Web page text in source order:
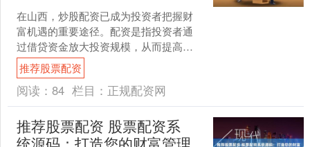
在山西，炒股配资已成为投资者把握财
富机遇的重要途径。配资是指投资者通
过借贷资金放大投资规模，从而提高收
益率的一种方式。 恒信配资是国内领先
的股票配资平台，拥有多....
推荐股票配资
阅读： 84 栏目： 正规配资网
推荐股票配资 股票配资系
统源码：打造您的财富管理